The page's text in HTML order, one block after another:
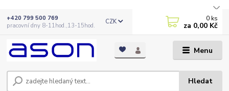
Menu
CZK
Hledat
+420 799 500 769
pracovní dny 8-11hod.,13-15hod.
0 ks
za 0,00 Kč